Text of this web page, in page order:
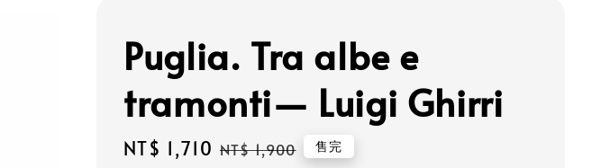
Puglia. Tra albe e
tramonti— Luigi Ghirri
Sale
NT$ 1,710 Regular
NT$ 1,900 售完